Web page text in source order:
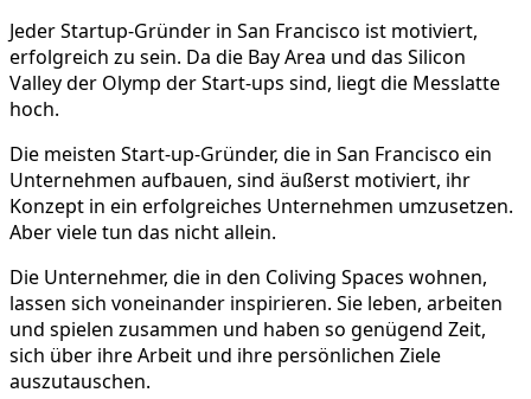
Jeder Startup-Gründer in San Francisco ist motiviert,
erfolgreich zu sein. Da die Bay Area und das Silicon
Valley der Olymp der Start-ups sind, liegt die Messlatte
hoch.
Die meisten Start-up-Gründer, die in San Francisco ein
Unternehmen aufbauen, sind äußerst motiviert, ihr
Konzept in ein erfolgreiches Unternehmen umzusetzen.
Aber viele tun das nicht allein.
Die Unternehmer, die in den Coliving Spaces wohnen,
lassen sich voneinander inspirieren. Sie leben, arbeiten
und spielen zusammen und haben so genügend Zeit,
sich über ihre Arbeit und ihre persönlichen Ziele
auszutauschen.